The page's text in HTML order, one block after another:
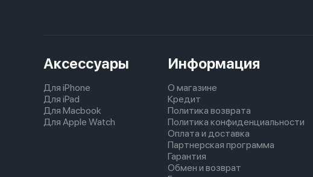
Аксессуары
Для iPhone
Для iPad
Для Macbook
Для Apple Watch
Информация
О магазине
Кредит
Политика возврата
Политика конфиденциальности
Оплата и доставка
Партнерская программа
Гарантия
Обмен и возврат